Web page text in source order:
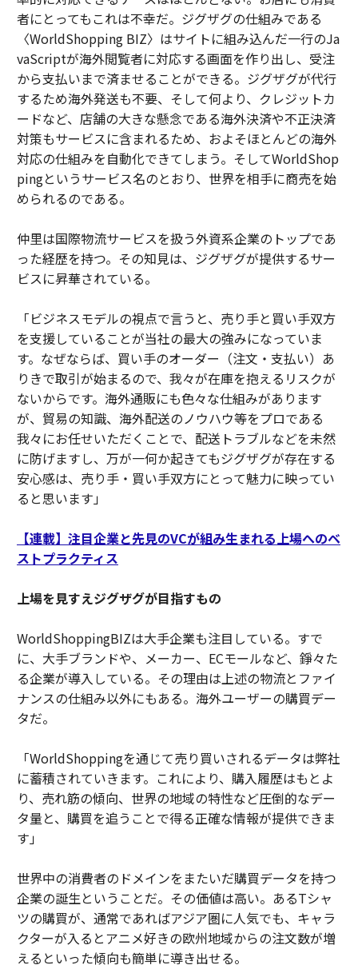
者にとってもこれは不幸だ。ジグザグの仕組みである
〈WorldShopping BIZ〉はサイトに組み込んだ一行のJa
vaScriptが海外閲覧者に対応する画面を作り出し、受注
から支払いまで済ませることができる。ジグザグが代行
するため海外発送も不要、そして何より、クレジットカ
ードなど、店舗の大きな懸念である海外決済や不正決済
対策もサービスに含まれるため、およそほとんどの海外
対応の仕組みを自動化できてしまう。そしてWorldShop
pingというサービス名のとおり、世界を相手に商売を始
められるのである。
仲里は国際物流サービスを扱う外資系企業のトップであ
った経歴を持つ。その知見は、ジグザグが提供するサー
ビスに昇華されている。
「ビジネスモデルの視点で言うと、売り手と買い手双方
を支援していることが当社の最大の強みになっていま
す。なぜならば、買い手のオーダー（注文・支払い）あ
りきで取引が始まるので、我々が在庫を抱えるリスクが
ないからです。海外通販にも色々な仕組みがあります
が、貿易の知識、海外配送のノウハウ等をプロである
我々にお任せいただくことで、配送トラブルなどを未然
に防げますし、万が一何か起きてもジグザグが存在する
安心感は、売り手・買い手双方にとって魅力に映ってい
ると思います」
【連載】注目企業と先見のVCが組み生まれる上場へのベ
ストプラクティス
上場を見すえジグザグが目指すもの
WorldShoppingBIZは大手企業も注目している。すで
に、大手ブランドや、メーカー、ECモールなど、錚々た
る企業が導入している。その理由は上述の物流とファイ
ナンスの仕組み以外にもある。海外ユーザーの購買デー
タだ。
「WorldShoppingを通じて売り買いされるデータは弊社
に蓄積されていきます。これにより、購入履歴はもとよ
り、売れ筋の傾向、世界の地域の特性など圧倒的なデー
タ量と、購買を追うことで得る正確な情報が提供できま
す」
世界中の消費者のドメインをまたいだ購買データを持つ
企業の誕生ということだ。その価値は高い。あるTシャ
ツの購買が、通常であればアジア圏に人気でも、キャラ
クターが入るとアニメ好きの欧州地域からの注文数が増
えるといった傾向も簡単に導き出せる。